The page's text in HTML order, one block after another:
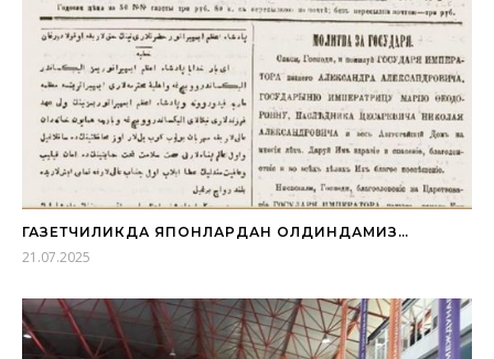
ГАЗЕТЧИЛИКДА ЯПОНЛАРДАН ОЛДИНДАМИЗ…
21.07.2025